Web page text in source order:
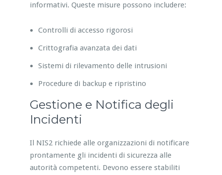
informativi. Queste misure possono includere:
Controlli di accesso rigorosi
Crittografia avanzata dei dati
Sistemi di rilevamento delle intrusioni
Procedure di backup e ripristino
Gestione e Notifica degli
Incidenti
Il NIS2 richiede alle organizzazioni di notificare
prontamente gli incidenti di sicurezza alle
autorità competenti. Devono essere stabiliti